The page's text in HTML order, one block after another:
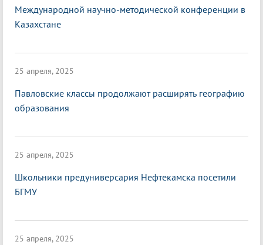
Международной научно-методической конференции в
Казахстане
25 апреля, 2025
Павловские классы продолжают расширять географию
образования
25 апреля, 2025
Школьники предуниверсария Нефтекамска посетили
БГМУ
25 апреля, 2025